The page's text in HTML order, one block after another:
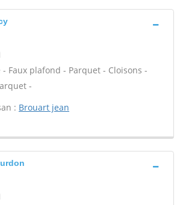
Faux plafond - Parquet - Cloisons -
-
: Brouart jean